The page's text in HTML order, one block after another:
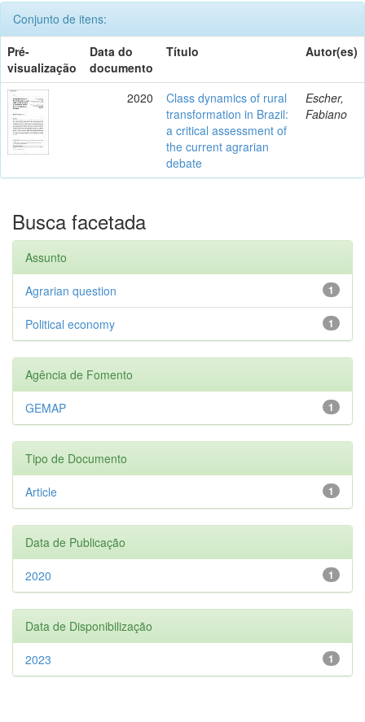
Conjunto de itens:
Pré-
visualização
Data do
documento
Título Autor(es)
2020
Class dynamics of rural
transformation in Brazil:
a critical assessment of
the current agrarian
debate
Escher,
Fabiano
Busca facetada
Assunto
1
Agrarian question
1
Political economy
Agência de Fomento
1
GEMAP
Tipo de Documento
1
Article
Data de Publicação
1
2020
Data de Disponibilização
1
2023